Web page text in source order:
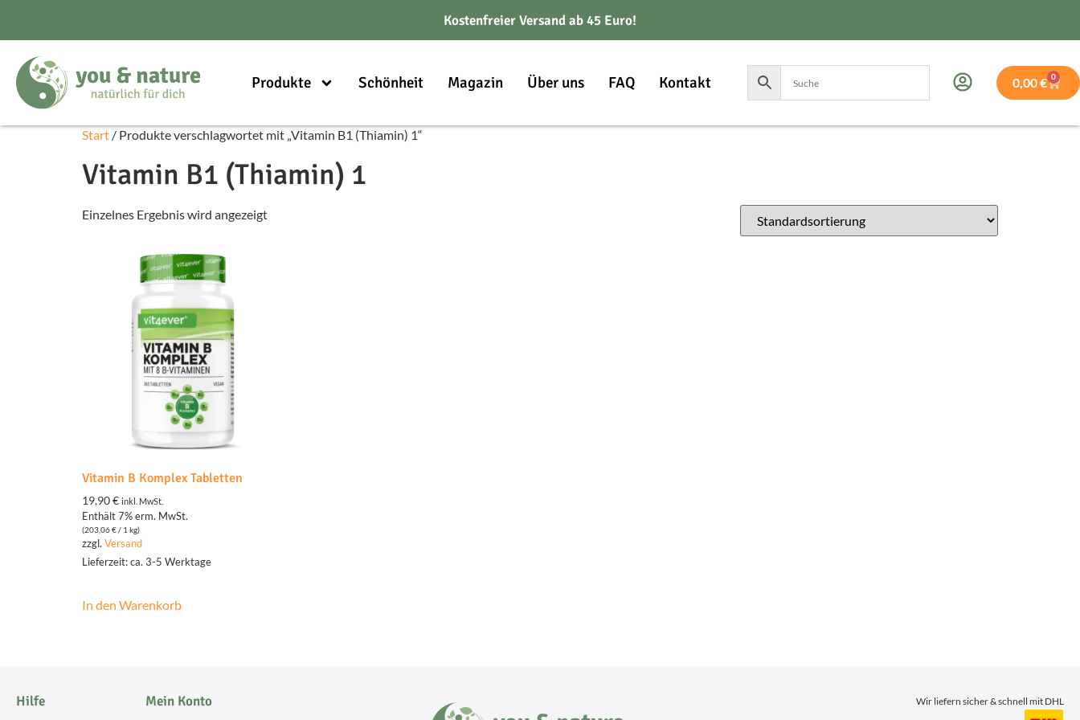
Kostenfreier Versand ab 45 Euro!
Produkte Schönheit Magazin Über uns FAQ Kontakt 0,00€ 0
Start / Produkte verschlagwortet mit „Vitamin B1 (Thiamin) 1“
Vitamin B1 (Thiamin) 1
Einzelnes Ergebnis wird angezeigt
Vitamin B Komplex Tabletten
19,90€ inkl. MwSt.
Enthält 7% erm. MwSt.
(203,06€/ 1 kg)
zzgl. Versand
Lieferzeit: ca. 3-5 Werktage
In den Warenkorb
Hilfe Mein Konto Wir liefern sicher & schnell mit DHL